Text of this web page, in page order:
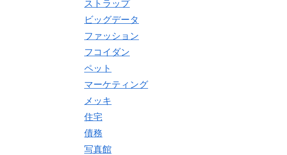
ストラップ
ビッグデータ
ファッション
フコイダン
ペット
マーケティング
メッキ
住宅
債務
写真館